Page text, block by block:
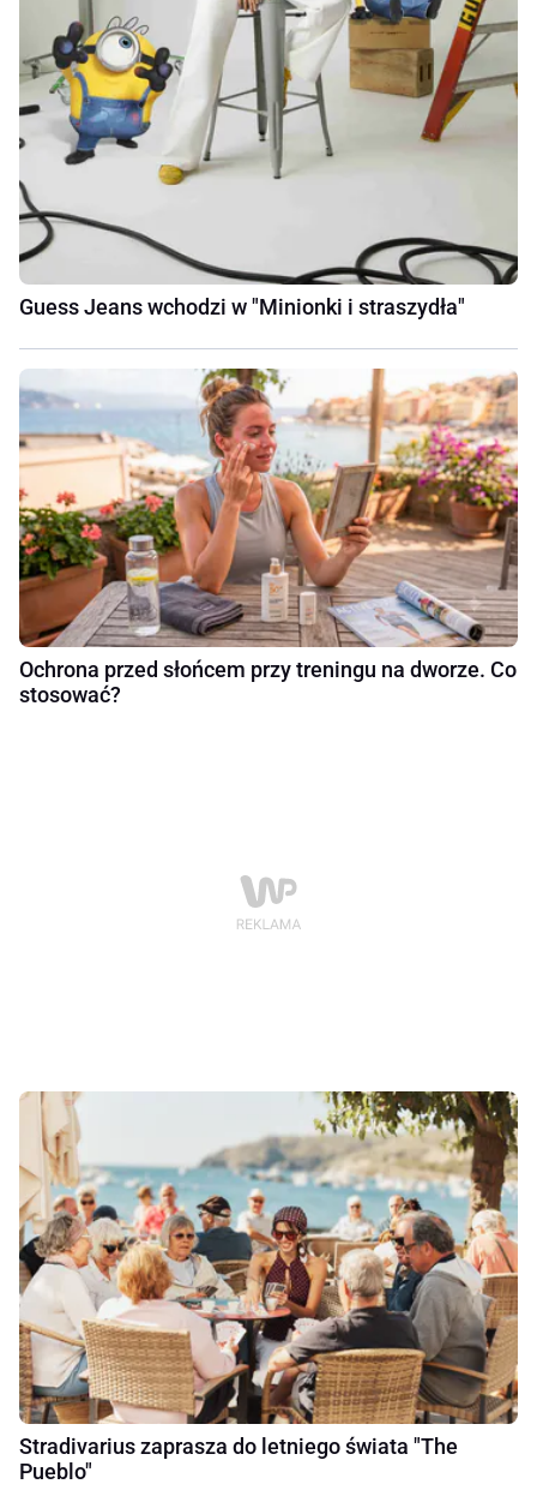
Guess Jeans wchodzi w "Minionki i straszydła"
Ochrona przed słońcem przy treningu na dworze. Co
stosować?
Stradivarius zaprasza do letniego świata "The
Pueblo"